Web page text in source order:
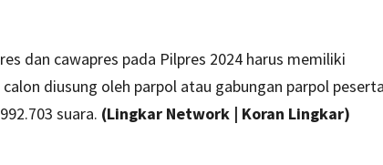
dan cawapres pada Pilpres 2024 harus memiliki
diusung oleh parpol atau gabungan parpol peserta
suara. (Lingkar Network | Koran Lingkar)